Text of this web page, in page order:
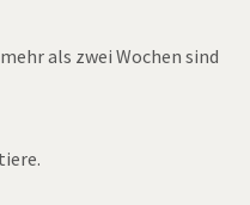
als zwei Wochen sind